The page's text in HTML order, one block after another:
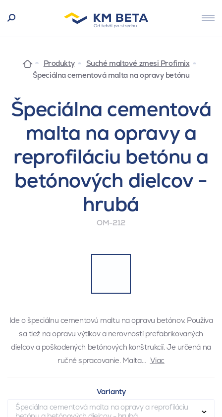
Produkty
Suché maltové zmesi Profimix
Špeciálna cementová malta na opravy betónu
Špeciálna cementová
malta na opravy a
reprofiláciu betónu a
betónových dielcov -
hrubá
OM-212
Ide o špeciálnu cementovú maltu na opravu betónov. Používa
sa tiež na opravu výtlkov a nerovností prefabrikovaných
dielcov a poškodených betónových konštrukcií. Je určená na
ručné spracovanie. Malta… Viac
Varianty
Špeciálna cementová malta na opravy a reprofiláciu